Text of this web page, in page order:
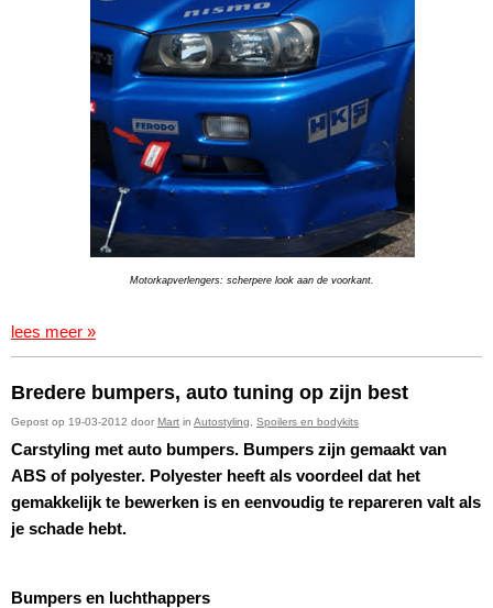
Motorkapverlengers: scherpere look aan de voorkant.
lees meer »
Bredere bumpers, auto tuning op zijn best
Gepost op 19-03-2012 door Mart in Autostyling Spoilers en bodykits
Carstyling met auto bumpers. Bumpers zijn gemaakt van
ABS of polyester. Polyester heeft als voordeel dat het
gemakkelijk te bewerken is en eenvoudig te repareren valt als
je schade hebt.
Bumpers en luchthappers